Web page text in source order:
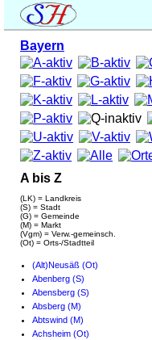
Bayern
A bis Z
(LK) = Landkreis
(S) = Stadt
(G) = Gemeinde
(M) = Markt
(Vgm) = Verw.-gemeinsch.
(Ot) = Orts-/Stadtteil
(Alt)Neusäß (Ot)
Abenberg (S)
Abensberg (S)
Absberg (M)
Abtswind (M)
Achsheim (Ot)